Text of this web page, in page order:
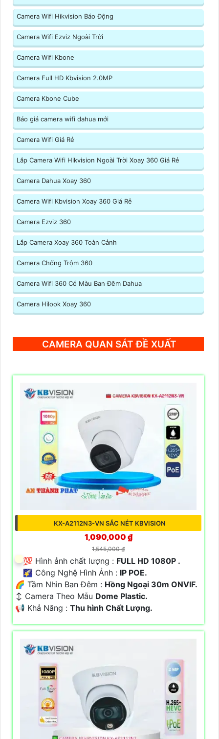
Camera Wifi Hikvision Báo Động
Camera Wifi Ezviz Ngoài Trời
Camera Wifi Kbone
Camera Full HD Kbvision 2.0MP
Camera Kbone Cube
Báo giá camera wifi dahua mới
Camera Wifi Giá Rẻ
Lắp Camera Wifi Hikvision Ngoài Trời Xoay 360 Giá Rẻ
Camera Dahua Xoay 360
Camera Wifi Kbvision Xoay 360 Giá Rẻ
Camera Ezviz 360
Lắp Camera Xoay 360 Toàn Cảnh
Camera Chống Trộm 360
Camera Wifi 360 Có Màu Ban Đêm Dahua
Camera Hilook Xoay 360
CAMERA QUAN SÁT ĐỀ XUẤT
KX-A2112N3-VN SẮC NÉT KBVISION
1,090,000 ₫
1,545,000 ₫
💯 Hình ảnh chất lượng : FULL HD 1080P .
🌠 Công Nghệ Hình Ảnh : IP POE.
🌈 Tầm Nhìn Ban Đêm : Hồng Ngoại 30m ONVIF.
↕️ Camera Theo Mẫu Dome Plastic.
️📢 Khả Năng : Thu hình Chất Lượng.